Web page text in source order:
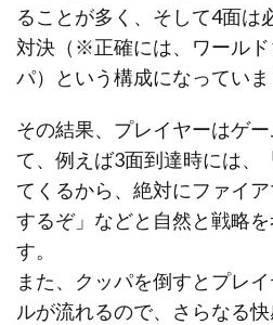
ることが多く、そして4面は
対決（※正確には、ワール
パ）という構成になっていま
その結果、プレイヤーはゲ
て、例えば3面到達時には、
てくるから、絶対にファイ
するぞ」などと自然と戦略
す。
また、クッパを倒すとプレ
ルが流れるので、さらなる